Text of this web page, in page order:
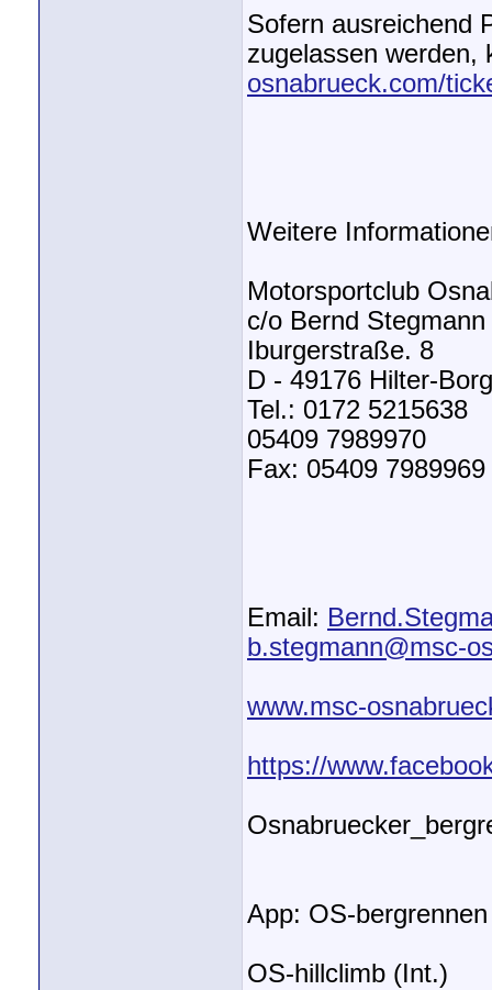
Sofern ausreichend
zugelassen
osnabrueck.com/
Weitere
Motorsportclub
c/o Bernd Stegmann
Iburgerstraße. 8
D - 49176 Hilter-
Tel.: 0172 5215638
05409 7989970
Fax: 05409 7989969
Email:
b.stegmann@msc-
www.msc-
https://
App: OS-bergrennen
OS-hillclimb (Int.)